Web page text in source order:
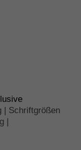
| Schriftgrößen
|